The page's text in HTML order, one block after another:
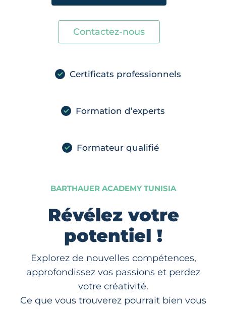
Contactez-nous
Certificats professionnels
Formation d’experts
Formateur qualifié
BARTHAUER ACADEMY TUNISIA
Révélez votre
potentiel !
Explorez de nouvelles compétences,
approfondissez vos passions et perdez
votre créativité.
Ce que vous trouverez pourrait bien vous